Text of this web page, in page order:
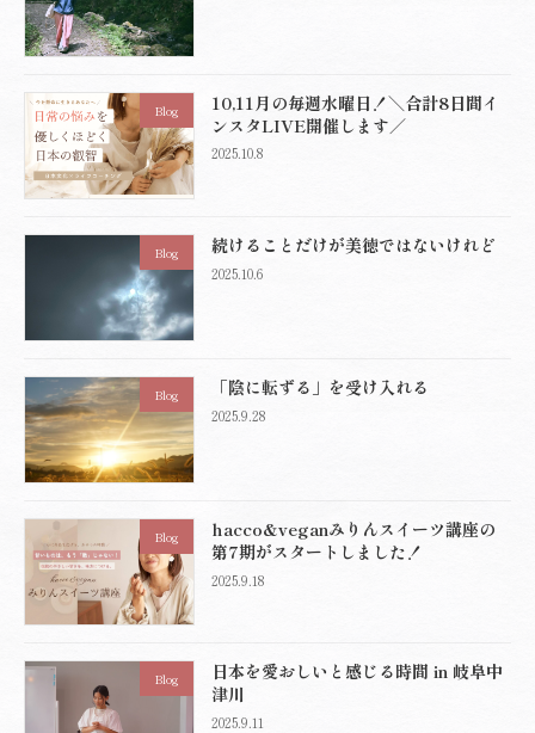
Blog
10,11月の毎週水曜日！＼合計8日間イ
ンスタLIVE開催します／
2025.10.8
Blog 続けることだけが美徳ではないけれど
2025.10.6
Blog 「陰に転ずる」を受け入れる
2025.9.28
Blog
hacco&veganみりんスイーツ講座の
第7期がスタートしました！
2025.9.18
Blog
日本を愛おしいと感じる時間 in 岐阜中
津川
2025.9.11